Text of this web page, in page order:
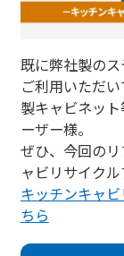
既に弊社製の
ご利用いただ
製キャビネッ
ーザー様。
ぜひ、今回の
ャビリサイク
キッチンキャ
ちら